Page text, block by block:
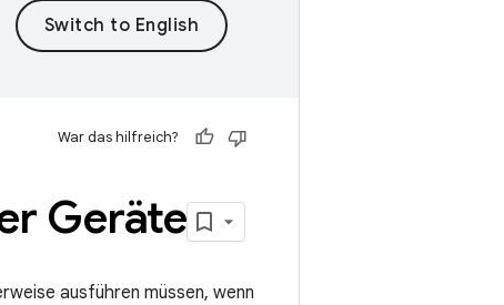
War das hilfreich?
Geräte
ausführen müssen, wenn